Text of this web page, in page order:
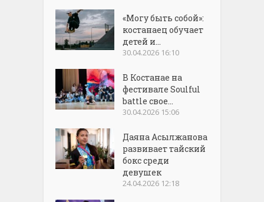
«Могу быть собой»:
костанаец обучает
детей и...
30.04.2026 16:10
В Костанае на
фестивале Soulful
battle свое...
30.04.2026 15:06
Даяна Асылжанова
развивает тайский
бокс среди
девушек
24.04.2026 12:18